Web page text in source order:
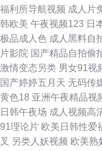
福利所导航视频 成人片
韩欧美 午夜视频123 日
极品成人色 成人黑料自
片影院 国产精品自拍偷
激情变态另类 男女91视
国产婷婷五月天 无码传
黄色18 亚洲午夜精品视
日韩午夜场 成人视频高
91理论片 欧美日韩性爱
叉 另类人妖视频 欧美熟